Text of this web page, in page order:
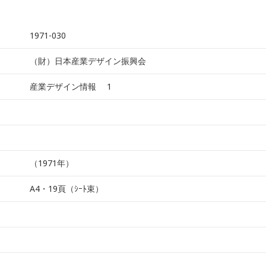
1971-030
（財）日本産業デザイン振興会
産業デザイン情報 1
（1971年）
A4・19頁（ｼｰﾄ束）